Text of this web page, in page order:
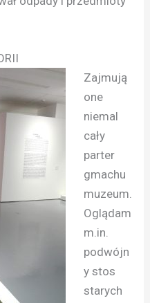
Zajmują
one
niemal
cały
parter
gmachu
muzeum.
Oglądam
m.in.
podwójn
y stos
starych